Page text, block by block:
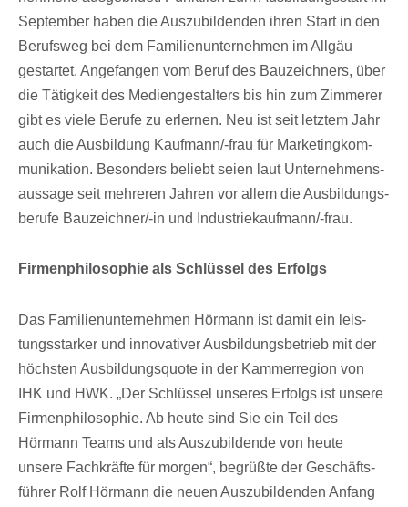
Septem­ber haben die Auszu­bil­den­den ihren Start in den
Berufs­weg bei dem Fami­li­en­un­ter­neh­men im Allgäu
gestar­tet. Ange­fan­gen vom Beruf des Bauzeich­ners, über
die Tätig­keit des Medi­en­ge­stal­ters bis hin zum Zimme­rer
gibt es viele Berufe zu erler­nen. Neu ist seit letz­tem Jahr
auch die Ausbil­dung Kauf­mann/-frau für Marke­ting­kom­
mu­ni­ka­tion. Beson­ders beliebt seien laut Unter­neh­mens­
aus­sage seit mehre­ren Jahren vor allem die Ausbil­dungs­
be­rufe Bauzeich­ner/-in und Indus­trie­kauf­mann/-frau.
Firmen­phi­lo­so­phie als Schlüs­sel des Erfolgs
Das Fami­li­en­un­ter­neh­men Hörmann ist damit ein leis­
tungs­star­ker und inno­va­ti­ver Ausbil­dungs­be­trieb mit der
höchs­ten Ausbil­dungs­quote in der Kammer­re­gion von
IHK und HWK. „Der Schlüs­sel unse­res Erfolgs ist unsere
Firmen­phi­lo­so­phie. Ab heute sind Sie ein Teil des
Hörmann Teams und als Auszu­bil­dende von heute
unsere Fach­kräfte für morgen“, begrüßte der Geschäfts­
füh­rer Rolf Hörmann die neuen Auszu­bil­den­den Anfang